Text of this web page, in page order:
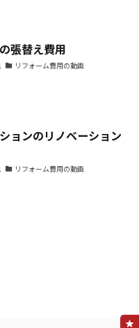
張替え費用
リフォーム費用の動画
ョンのリノベーション
リフォーム費用の動画